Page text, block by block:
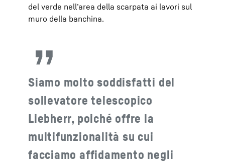
del verde nell’area della scarpata ai lavori sul
muro della banchina.
Siamo molto soddisfatti del
sollevatore telescopico
Liebherr, poiché offre la
multifunzionalità su cui
facciamo affidamento negli